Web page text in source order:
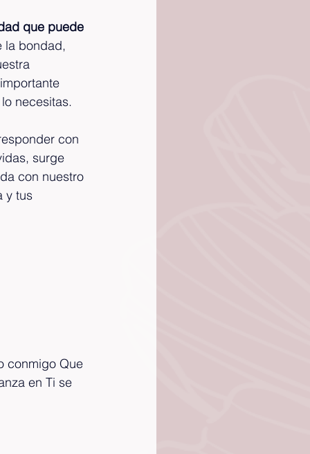
que puede
la bondad,
necesitas.
con
surge
con nuestro
y tus
conmigo Que
en Ti se